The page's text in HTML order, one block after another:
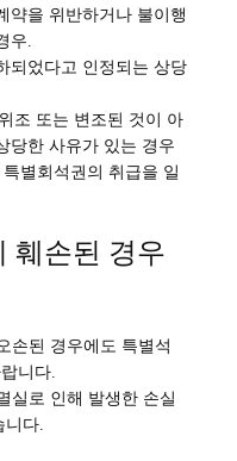
약을 위반하거나 불이행
우.
되었다고 인정되는 상당
조 또는 변조된 것이 아
당한 사유가 있는 경우
별회석권의 취급을 일
훼손된 경우
손된 경우에도 특별석
니다.
실로 인해 발생한 손실
다.